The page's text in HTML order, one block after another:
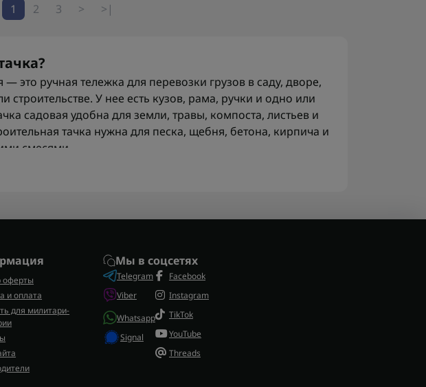
1 2 3 > >|
— это ручная тележка для перевозки грузов в саду, дворе,
строительстве. У нее есть кузов, рама, ручки и одно или
садовая удобна для земли, травы, компоста, листьев и
тачка нужна для песка, щебня, бетона, кирпича и
смесями.
тачки?
веток, а тачка уже перевозит готовую массу к компосту
зоне.
тачка позволяет перевозить?
используется для перевозки сыпучих, тяжелых и объемных
песок, гравий, цемент, дрова, плитку, листья, рассаду,
мусор. Для полива в том же хозяйстве
садовые шланги
оферты
и оплата
для милитари-
Мы в соцсетях
Telegram
Viber
Whatsapp
Signal
Facebook
Instagram
TikTok
YouTube
Threads